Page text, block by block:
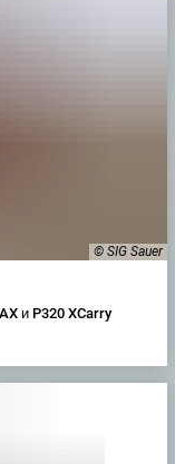
© SIG Sauer
и P320 XCarry